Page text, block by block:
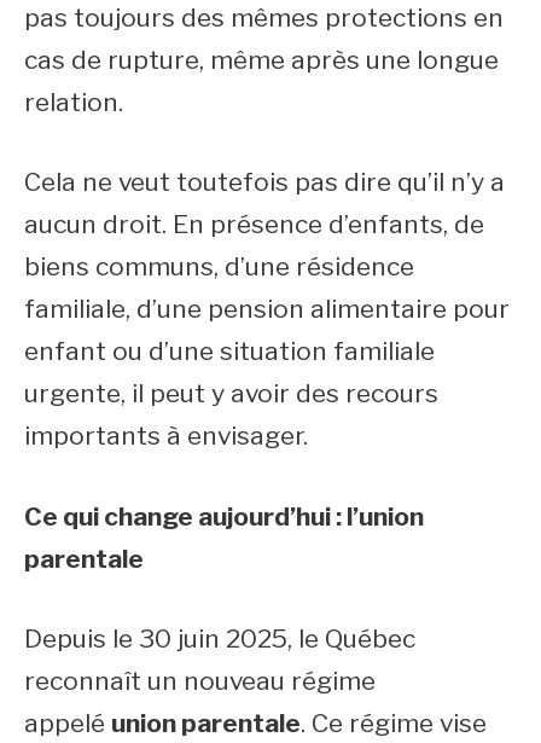
pas toujours des mêmes protections en
cas de rupture, même après une longue
relation.
Cela ne veut toutefois pas dire qu’il n’y a
aucun droit. En présence d’enfants, de
biens communs, d’une résidence
familiale, d’une pension alimentaire pour
enfant ou d’une situation familiale
urgente, il peut y avoir des recours
importants à envisager.
Ce qui change aujourd’hui : l’union
parentale
Depuis le 30 juin 2025, le Québec
reconnaît un nouveau régime
appelé union parentale. Ce régime vise